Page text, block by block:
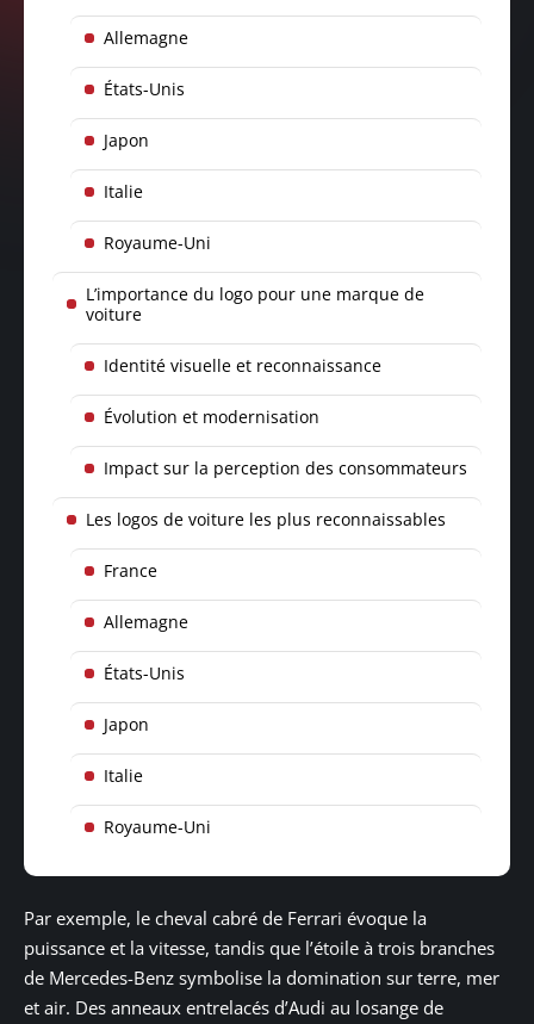
Allemagne
États-Unis
Japon
Italie
Royaume-Uni
L’importance du logo pour une marque de
voiture
Identité visuelle et reconnaissance
Évolution et modernisation
Impact sur la perception des consommateurs
Les logos de voiture les plus reconnaissables
France
Allemagne
États-Unis
Japon
Italie
Royaume-Uni
Par exemple, le cheval cabré de Ferrari évoque la
puissance et la vitesse, tandis que l’étoile à trois branches
de Mercedes-Benz symbolise la domination sur terre, mer
et air. Des anneaux entrelacés d’Audi au losange de